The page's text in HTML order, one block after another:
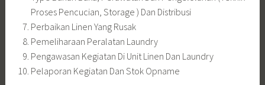
Proses Pencucian, Storage ) Dan Distribusi
Perbaikan Linen Yang Rusak
Pemeliharaan Peralatan Laundry
Pengawasan Kegiatan Di Unit Linen Dan Laundry
Pelaporan Kegiatan Dan Stok Opname